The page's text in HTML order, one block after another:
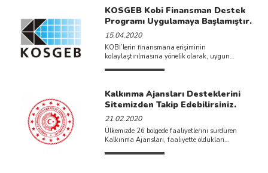
KOSGEB Kobi Finansman Destek
Programı Uygulamaya Başlamıştır.
15.04.2020
KOBİ’lerin finansmana erişiminin
kolaylaştırılmasına yönelik olarak, uygun
Kalkınma Ajansları Desteklerini
Sitemizden Takip Edebilirsiniz.
21.02.2020
Ülkemizde 26 bölgede faaliyetlerini sürdüren
Kalkınma Ajansları, faaliyette oldukları